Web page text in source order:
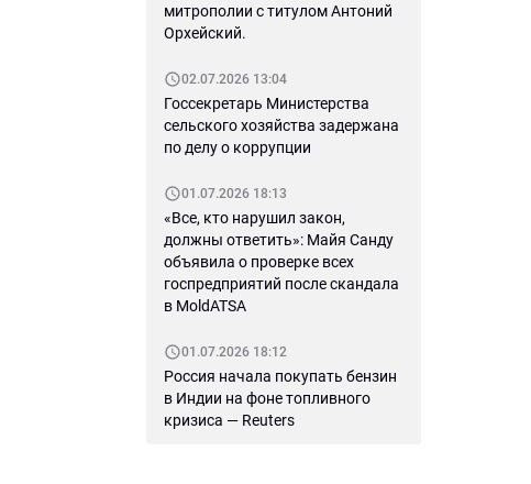
митрополии с титулом Антоний
Орхейский.
02.07.2026 13:04
Госсекретарь Министерства
сельского хозяйства задержана
по делу о коррупции
01.07.2026 18:13
«Все, кто нарушил закон,
должны ответить»: Майя Санду
объявила о проверке всех
госпредприятий после скандала
в MoldATSA
01.07.2026 18:12
Россия начала покупать бензин
в Индии на фоне топливного
кризиса — Reuters